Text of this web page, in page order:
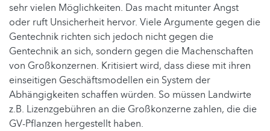
sehr vielen Möglichkeiten. Das macht mitunter Angst
oder ruft Unsicherheit hervor. Viele Argumente gegen die
Gentechnik richten sich jedoch nicht gegen die
Gentechnik an sich, sondern gegen die Machenschaften
von Großkonzernen. Kritisiert wird, dass diese mit ihren
einseitigen Geschäftsmodellen ein System der
Abhängigkeiten schaffen würden. So müssen Landwirte
z.B. Lizenzgebühren an die Großkonzerne zahlen, die die
GV-Pflanzen hergestellt haben.